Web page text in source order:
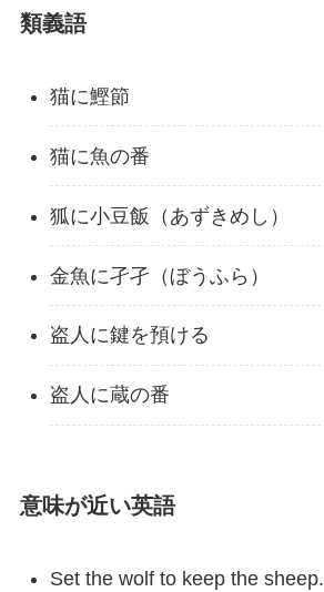
類義語
猫に鰹節
猫に魚の番
狐に小豆飯（あずきめし）
金魚に孑孑（ぼうふら）
盗人に鍵を預ける
盗人に蔵の番
意味が近い英語
Set the wolf to keep the sheep.